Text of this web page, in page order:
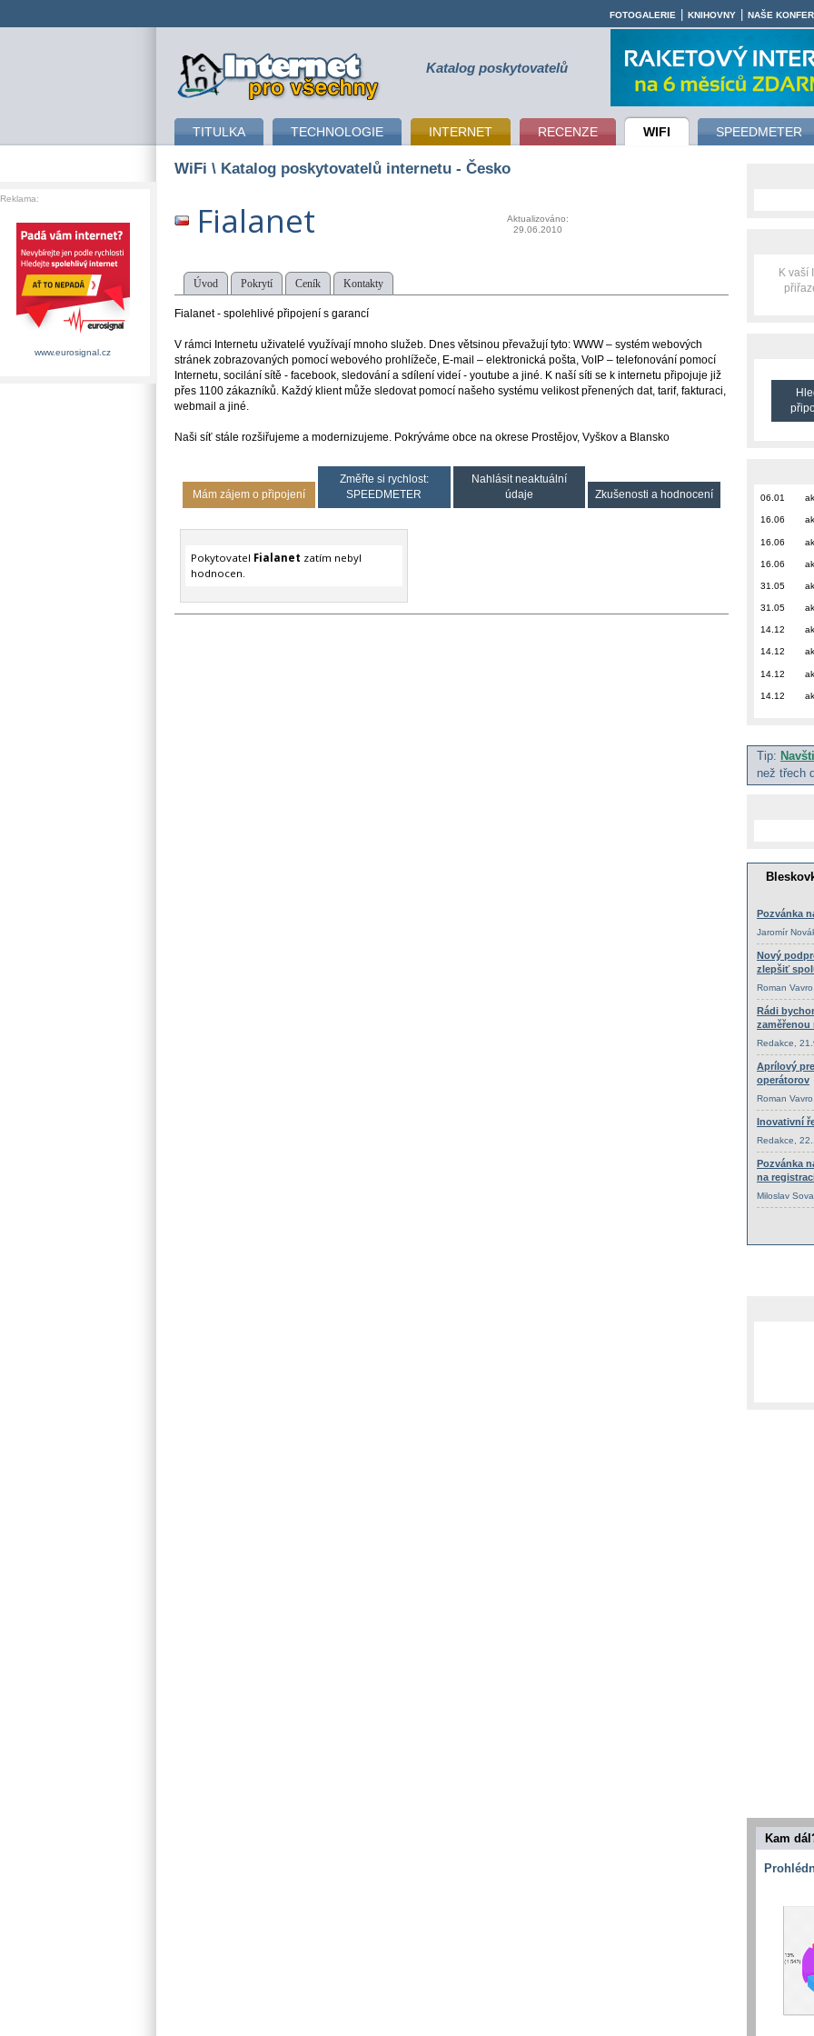
připojení k internetu Katalog poskytovatelů
TITULKA TECHNOLOGIE INTERNET RECENZE WIFI SPEEDMETER
FOTOGALERIE KNIHOVNY NAŠE
WiFi \ Katalog poskytovatelů internetu - Česko
Fialanet
Aktualizováno:
29.06.2010
Úvod Pokrytí Ceník Kontakty
Fialanet - spolehlivé připojení s garancí
V rámci Internetu uživatelé využívají mnoho služeb. Dnes větsinou převažují tyto: WWW – systém webových
stránek zobrazovaných pomocí webového prohlížeče, E-mail – elektronická pošta, VoIP – telefonování pomocí
Internetu, socilání sítě - facebook, sledování a sdílení videí - youtube a jiné. K naší síti se k internetu připojuje již
přes 1100 zákazníků. Každý klient může sledovat pomocí našeho systému velikost přenených dat, tarif, fakturaci,
webmail a jiné.
Naši síť stále rozšiřujeme a modernizujeme. Pokrýváme obce na okrese Prostějov, Vyškov a Blansko
Mám zájem o připojení
Změřte si rychlost:
SPEEDMETER
Nahlásit neaktuální
údaje
Zkušenosti a hodnocení
Pokytovatel Fialanet zatím nebyl
hodnocen.
K vaší
06.01
16.06
16.06
16.06
31.05
31.05
14.12
14.12
14.12
14.12
Tip:
než třech
Kam
Reklama:
www.eurosignal.cz